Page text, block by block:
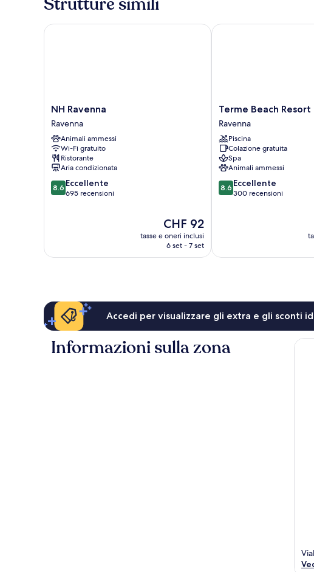
o
letti
NH
Ravenna
Ravenna
NH Ravenna
Ravenna
Animali ammessi
Wi-Fi gratuito
Ristorante
Aria condizionata
8.6
su
8.6 Eccellente
695 recensioni
Il
prezzo
attuale
CHF 92
tasse e oneri inclusi
6 set - 7 set
NH Ravenna
Terme
Beach
Resort
Ravenna
Terme Beach Resort
Ravenna
Piscina
Colazione gratuita
Spa
Animali ammessi
8.6
su
8.6 Eccellente
300 recensioni
Terme Beach Resort
Accedi per visualizzare gli extra e gli sconti
Informazioni sulla zona